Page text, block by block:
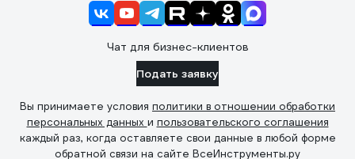
Чат для бизнес-клиентов
Подать заявку
Вы принимаете условия политики в отношении обработки
персональных данных и пользовательского соглашения
каждый раз, когда оставляете свои данные в любой форме
обратной связи на сайте ВсеИнструменты.ру